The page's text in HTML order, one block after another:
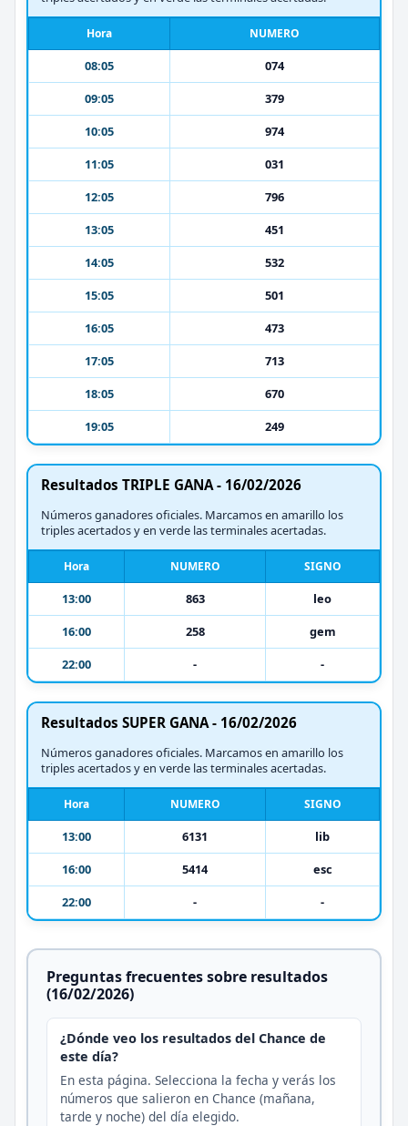
Hora NUMERO
08:05
074
09:05
379
10:05
974
11:05
031
12:05
796
13:05
451
14:05
532
15:05
501
16:05
473
17:05
713
18:05
670
19:05
249
Resultados TRIPLE GANA - 16/02/2026
Números ganadores oficiales. Marcamos en amarillo los
triples acertados y en verde las terminales acertadas.
Hora NUMERO SIGNO
13:00 863
leo
16:00
258
gem
22:00
- -
Resultados SUPER GANA - 16/02/2026
Números ganadores oficiales. Marcamos en amarillo los
triples acertados y en verde las terminales acertadas.
Hora NUMERO SIGNO
13:00 6131
lib
16:00
5414
esc
22:00
- -
Preguntas frecuentes sobre resultados
(16/02/2026)
¿Dónde veo los resultados del Chance de
este día?
En esta página. Selecciona la fecha y verás los
números que salieron en Chance (mañana,
tarde y noche) del día elegido.